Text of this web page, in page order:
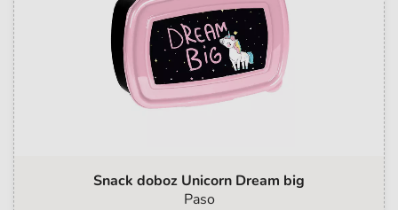
Snack doboz Unicorn Dream big
Paso